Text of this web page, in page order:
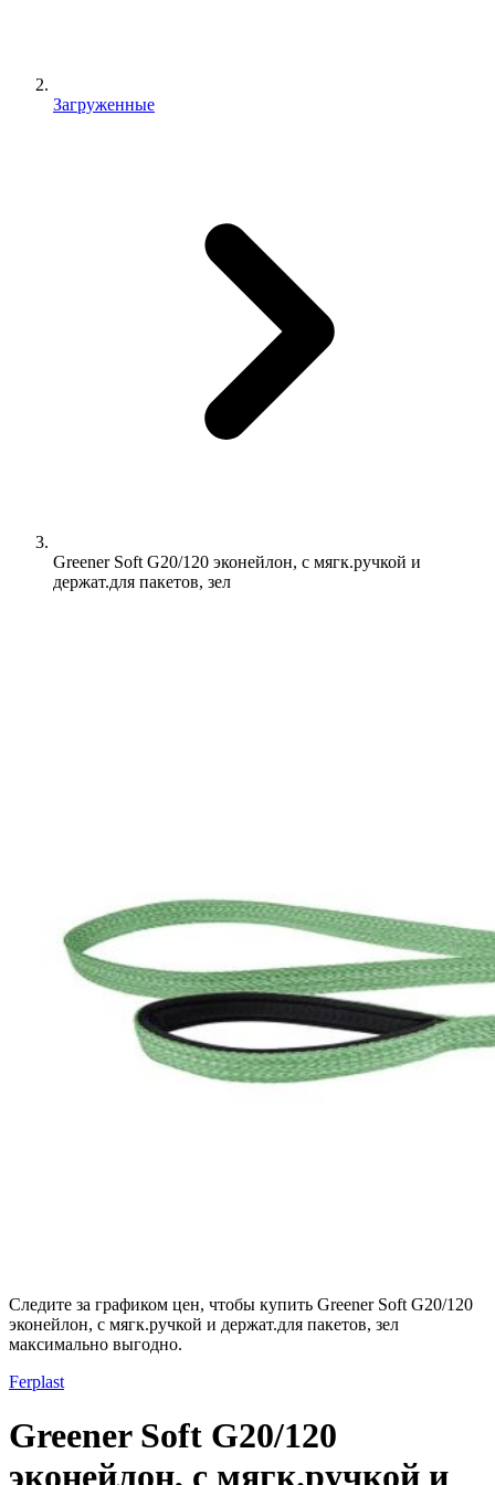
Загруженные
Greener Soft G20/120 эконейлон, с мягк.ручкой и
держат.для пакетов, зел
Следите за графиком цен, чтобы купить Greener Soft G20/120
эконейлон, с мягк.ручкой и держат.для пакетов, зел
максимально выгодно.
Ferplast
Greener Soft G20/120
эконейлон, с мягк.ручкой и